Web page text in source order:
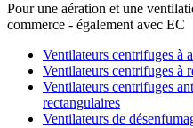
Pour une aération et une
commerce - également avec EC
Ventilateurs centrifuges à
Ventilateurs centrifuges à
Ventilateurs centrifuges
rectangulaires
Ventilateurs de